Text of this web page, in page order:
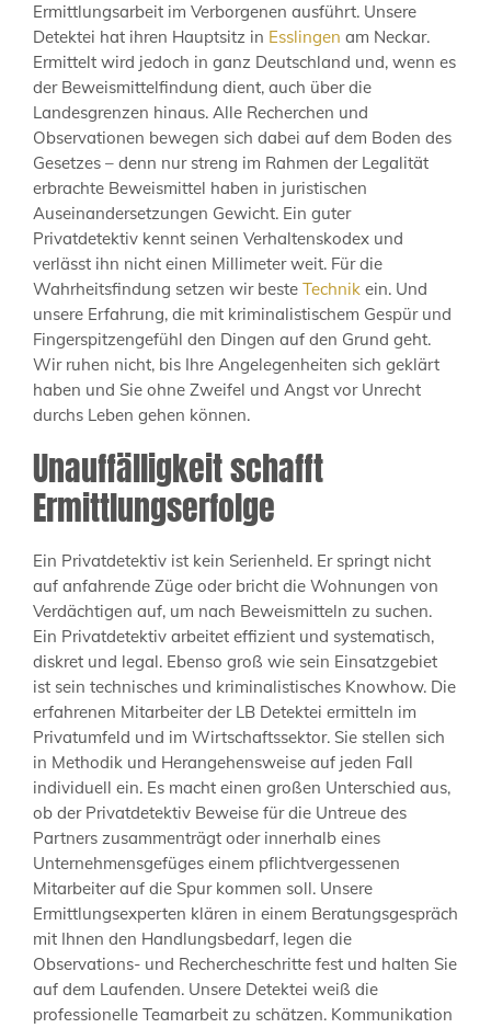
Ermittlungsarbeit im Verborgenen ausführt. Unsere
Detektei hat ihren Hauptsitz in Esslingen am Neckar.
Ermittelt wird jedoch in ganz Deutschland und, wenn es
der Beweismittelfindung dient, auch über die
Landesgrenzen hinaus. Alle Recherchen und
Observationen bewegen sich dabei auf dem Boden des
Gesetzes – denn nur streng im Rahmen der Legalität
erbrachte Beweismittel haben in juristischen
Auseinandersetzungen Gewicht. Ein guter
Privatdetektiv kennt seinen Verhaltenskodex und
verlässt ihn nicht einen Millimeter weit. Für die
Wahrheitsfindung setzen wir beste Technik ein. Und
unsere Erfahrung, die mit kriminalistischem Gespür und
Fingerspitzengefühl den Dingen auf den Grund geht.
Wir ruhen nicht, bis Ihre Angelegenheiten sich geklärt
haben und Sie ohne Zweifel und Angst vor Unrecht
durchs Leben gehen können.
Unauffälligkeit schafft
Ermittlungserfolge
Ein Privatdetektiv ist kein Serienheld. Er springt nicht
auf anfahrende Züge oder bricht die Wohnungen von
Verdächtigen auf, um nach Beweismitteln zu suchen.
Ein Privatdetektiv arbeitet effizient und systematisch,
diskret und legal. Ebenso groß wie sein Einsatzgebiet
ist sein technisches und kriminalistisches Knowhow. Die
erfahrenen Mitarbeiter der LB Detektei ermitteln im
Privatumfeld und im Wirtschaftssektor. Sie stellen sich
in Methodik und Herangehensweise auf jeden Fall
individuell ein. Es macht einen großen Unterschied aus,
ob der Privatdetektiv Beweise für die Untreue des
Partners zusammenträgt oder innerhalb eines
Unternehmensgefüges einem pflichtvergessenen
Mitarbeiter auf die Spur kommen soll. Unsere
Ermittlungsexperten klären in einem Beratungsgespräch
mit Ihnen den Handlungsbedarf, legen die
Observations- und Rechercheschritte fest und halten Sie
auf dem Laufenden. Unsere Detektei weiß die
professionelle Teamarbeit zu schätzen. Kommunikation